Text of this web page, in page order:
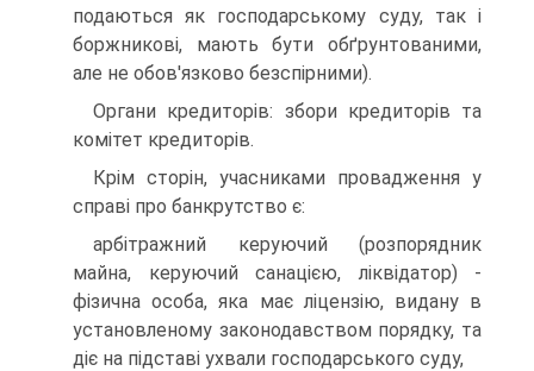
подаються як господарському суду, так і
боржникові, мають бути обґрунтованими,
але не обов'язково безспірними).
Органи кредиторів: збори кредиторів та
комітет кредиторів.
Крім сторін, учасниками провадження у
справі про банкрутство є:
арбітражний керуючий (розпорядник
майна, керуючий санацією, ліквідатор) -
фізична особа, яка має ліцензію, видану в
установленому законодавством порядку, та
діє на підставі ухвали господарського суду,